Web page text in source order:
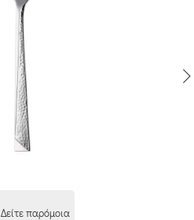
Δείτε παρόμοια